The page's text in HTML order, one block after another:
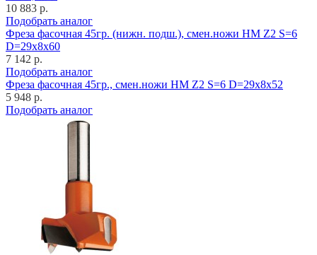
10 883 р.
Подобрать аналог
Фреза фасочная 45гр. (нижн. подш.), смен.ножи HM Z2 S=6
D=29x8x60
7 142 р.
Подобрать аналог
Фреза фасочная 45гр., смен.ножи HM Z2 S=6 D=29x8x52
5 948 р.
Подобрать аналог